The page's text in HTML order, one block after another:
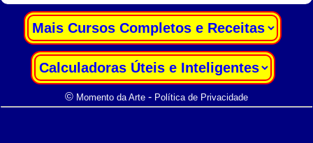
© Momento da Arte- Política de Privacidade